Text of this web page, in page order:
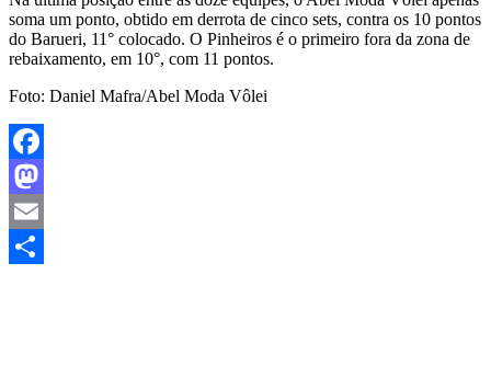
soma um ponto, obtido em derrota de cinco sets, contra os 10 pontos
do Barueri, 11° colocado. O Pinheiros é o primeiro fora da zona de
rebaixamento, em 10°, com 11 pontos.
Foto: Daniel Mafra/Abel Moda Vôlei
Facebook
Mastodon
Email